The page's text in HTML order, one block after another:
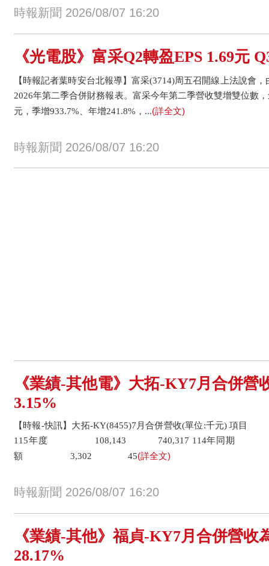
時報新聞 2026/08/07 16:20
《光電股》富采Q2轉盈EPS 1.69元
【時報記者葉時安台北報導】富采(3714)周五召開線上法說會
2026年第二季合併財務報表。富采今年第二季營收雙增雙位數
元，季增933.7%、年增241.8%，...(詳全文)
時報新聞 2026/08/07 16:20
《業績-其他電》大拓-KY7月合併營
3.15%
【時報-快訊】大拓-KY(8455)7月合併營收(單位:千
115年度 108,143 740,317 114年同期
額 3,302 45(詳全文)
時報新聞 2026/08/07 16:20
《業績-其他》福貞-KY7月合併營收
28.17%